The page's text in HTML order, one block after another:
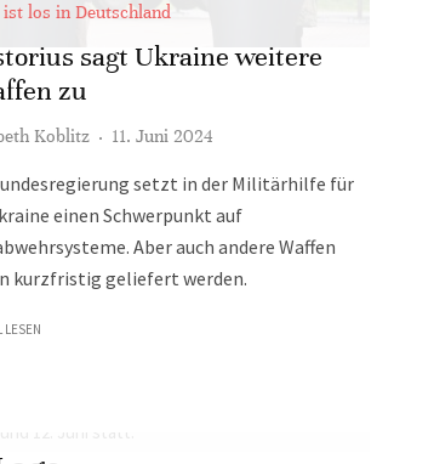
ist los in Deutschland
sagt Ukraine weitere
zu
Koblitz · 11. Juni 2024
setzt in der Militärhilfe für
einen Schwerpunkt auf
Aber auch andere Waffen
kurzfristig geliefert werden.
LESEN